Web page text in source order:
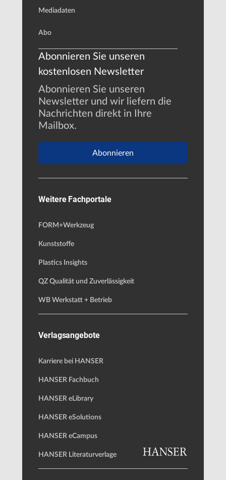
Mediadaten
Abo
Abonnieren Sie unseren
kostenlosen Newsletter
Abonnieren Sie unseren
Newsletter und wir liefern die
Nachrichten direkt in Ihre
Mailbox.
Abonnieren
Weitere Fachportale
FORM+Werkzeug
Kunststoffe
Plastics Insights
QZ Qualität und Zuverlässigkeit
WB Werkstatt + Betrieb
Verlagsangebote
Karriere bei HANSER
HANSER Fachbuch
HANSER eLibrary
HANSER eSolutions
HANSER eCampus
HANSER Literaturverlage